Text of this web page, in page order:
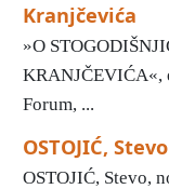
Kranjčevića
»O
KRANJČEVIĆA«,
Forum, ...
OSTOJIĆ, Stevo
OSTOJIĆ, Stevo,